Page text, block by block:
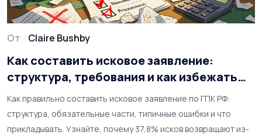
От Claire Bushby
Как составить исковое заявление:
структура, требования и как избежать
типичных ошибок
Как правильно составить исковое заявление по ГПК РФ:
структура, обязательные части, типичные ошибки и что
прикладывать. Узнайте, почему 37,8% исков возвращают из-